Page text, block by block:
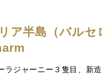
ア半島（バルセ
ジャーニー３隻目、新